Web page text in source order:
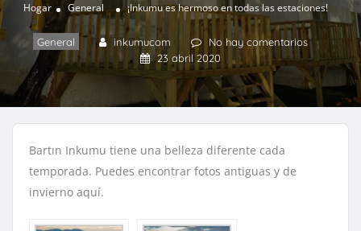
Hogar General ¡Inkumu es hermoso en todas las estaciones!
General inkumucom
No hay comentarios
23 abril 2020
Bartın Inkumu tiene una belleza diferente cada
temporada. Puedes encontrar fotos antiguas y de
invierno aquí.